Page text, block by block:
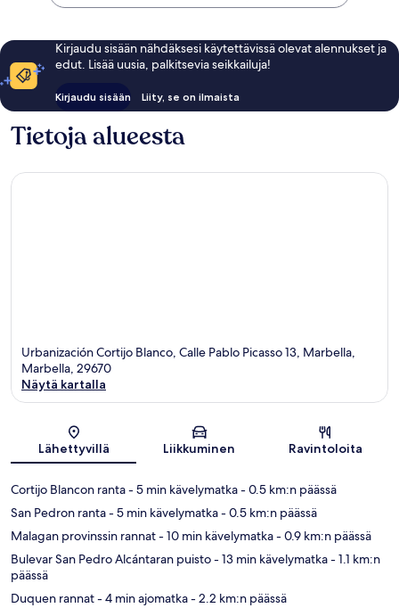
Kirjaudu sisään nähdäksesi käytettävissä olevat alennukset ja
edut. Lisää uusia, palkitsevia seikkailuja!
Kirjaudu sisään Liity, se on ilmaista
Tietoja alueesta
Urbanización Cortijo Blanco, Calle Pablo Picasso 13, Marbella,
Marbella, 29670
Näytä kartalla
Lähettyvillä Liikkuminen Ravintoloita
Cortijo Blancon ranta- 5 min kävelymatka- 0.5 km:n päässä
San Pedron ranta- 5 min kävelymatka- 0.5 km:n päässä
Malagan provinssin rannat- 10 min kävelymatka- 0.9 km:n päässä
Bulevar San Pedro Alcántaran puisto- 13 min kävelymatka- 1.1 km:n
päässä
Duquen rannat- 4 min ajomatka- 2.2 km:n päässä